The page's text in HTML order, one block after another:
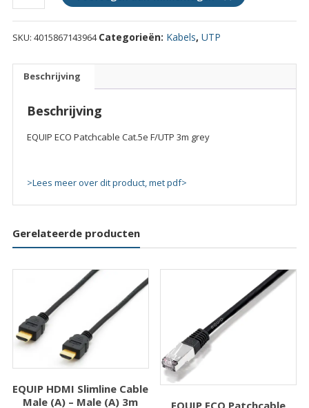
ECO
Patchcable
Cat.5e
SKU: 4015867143964 Categorieën: Kabels, UTP
Beschrijving
Beschrijving
EQUIP ECO Patchcable Cat.5e F/UTP 3m grey
>Lees meer over dit product, met pdf>
Gerelateerde producten
EQUIP HDMI Slimline Cable
Male (A) – Male (A) 3m